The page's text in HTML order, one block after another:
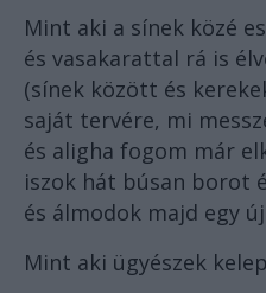
Mint aki a sínek közé
és vasakarattal rá is
(sínek között és
saját tervére, mi
és aligha fogom már
iszok hát búsan borot
és álmodok majd egy
Mint aki ügyészek